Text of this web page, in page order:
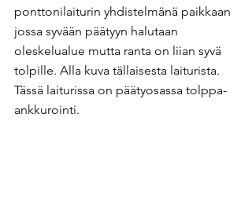
ponttonilaiturin yhdistelmänä paikkaan
jossa syvään päätyyn halutaan
oleskelualue mutta ranta on liian syvä
tolpille. Alla kuva tällaisesta laiturista.
Tässä laiturissa on päätyosassa tolppa-
ankkurointi.